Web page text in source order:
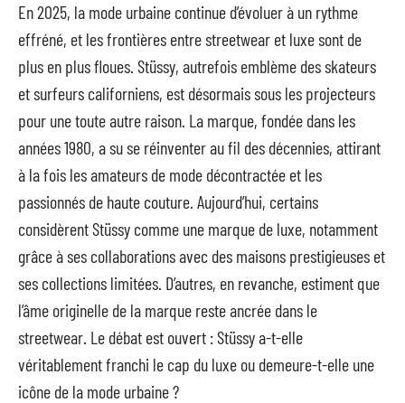
En 2025, la mode urbaine continue d’évoluer à un rythme
effréné, et les frontières entre streetwear et luxe sont de
plus en plus floues. Stüssy, autrefois emblème des skateurs
et surfeurs californiens, est désormais sous les projecteurs
pour une toute autre raison. La marque, fondée dans les
années 1980, a su se réinventer au fil des décennies, attirant
à la fois les amateurs de mode décontractée et les
passionnés de haute couture. Aujourd’hui, certains
considèrent Stüssy comme une marque de luxe, notamment
grâce à ses collaborations avec des maisons prestigieuses et
ses collections limitées. D’autres, en revanche, estiment que
l’âme originelle de la marque reste ancrée dans le
streetwear. Le débat est ouvert : Stüssy a-t-elle
véritablement franchi le cap du luxe ou demeure-t-elle une
icône de la mode urbaine ?